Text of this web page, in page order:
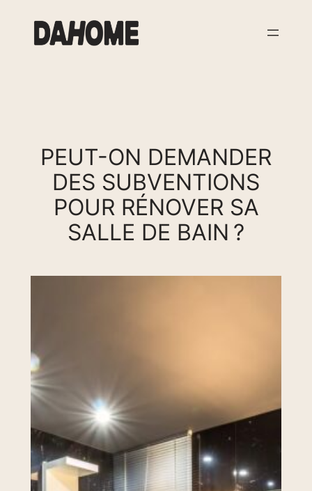
PEUT-ON DEMANDER
DES SUBVENTIONS
POUR RÉNOVER SA
SALLE DE BAIN ?